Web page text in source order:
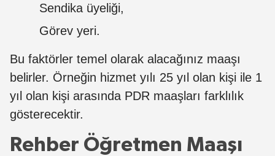
Sendika üyeliği,
Görev yeri.
Bu faktörler temel olarak alacağınız maaşı
belirler. Örneğin hizmet yılı 25 yıl olan kişi ile 1
yıl olan kişi arasında PDR maaşları farklılık
gösterecektir.
Rehber Öğretmen Maaşı